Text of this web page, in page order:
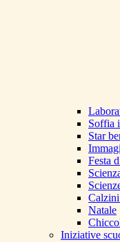
Soffia
Star
Festa
Natale
Iniziative